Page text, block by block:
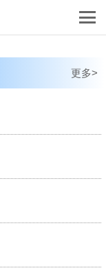
更多>